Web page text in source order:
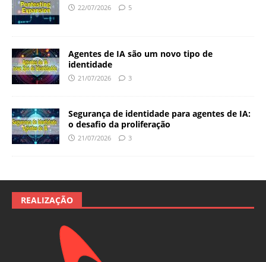
22/07/2026 5
Agentes de IA são um novo tipo de
identidade
21/07/2026 3
Segurança de identidade para agentes de IA:
o desafio da proliferação
21/07/2026 3
REALIZAÇÃO